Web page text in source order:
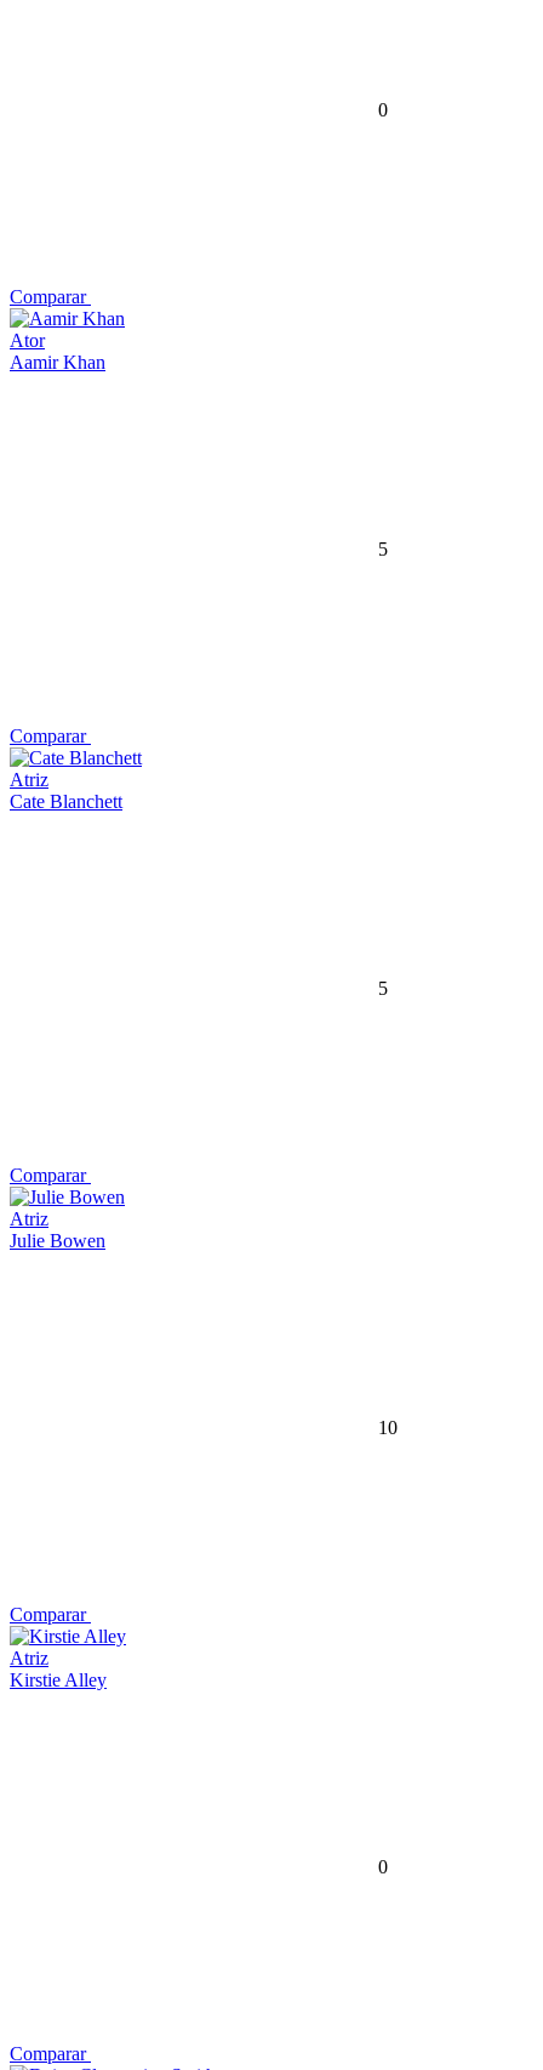
0
Comparar
Ator
Aamir Khan
5
Comparar
Atriz
Cate Blanchett
5
Comparar
Atriz
Julie Bowen
10
Comparar
Atriz
Kirstie Alley
0
Comparar